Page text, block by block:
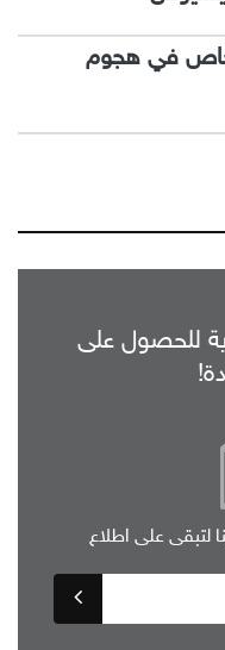
مقتل 5 أشخاص في هجوم
للحصول على
لتبقى على اطلاع